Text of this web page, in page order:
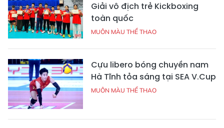
Giải vô địch trẻ Kickboxing
toàn quốc
MUÔN MÀU THỂ THAO
Cựu libero bóng chuyền nam
Hà Tĩnh tỏa sáng tại SEA V.Cup
MUÔN MÀU THỂ THAO